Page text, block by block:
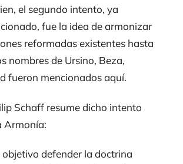
el segundo intento, ya
fue la idea de armonizar
reformadas existentes hasta
nombres de Ursino, Beza,
fueron mencionados aquí.
Schaff resume dicho intento
Armonía:
objetivo defender la doctrina